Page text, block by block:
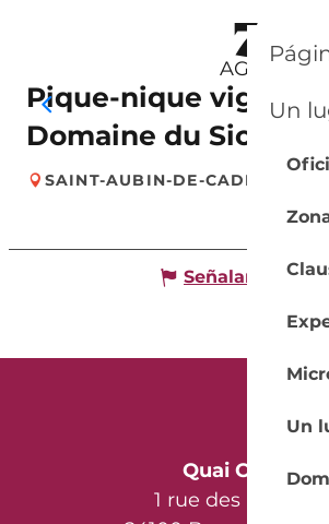
Un
Un
7
AGO.
Pique-nique vigneron
Domaine du Siorac
SAINT-AUBIN-DE-CADELECH
Señalar un
Quai Cyrano
1 rue des Récollets